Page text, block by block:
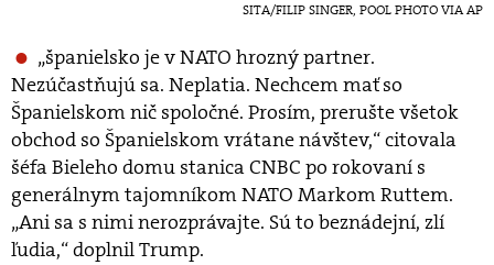
SITA/FILIP SINGER, POOL PHOTO VIA AP
„španielsko je v NATO hrozný partner.
Nezúčastňujú sa. Neplatia. Nechcem mať so
Španielskom nič spoločné. Prosím, prerušte všetok
obchod so Španielskom vrátane návštev,“ citovala
šéfa Bieleho domu stanica CNBC po rokovaní s
generálnym tajomníkom NATO Markom Ruttem.
„Ani sa s nimi nerozprávajte. Sú to beznádejní, zlí
ľudia,“ doplnil Trump.